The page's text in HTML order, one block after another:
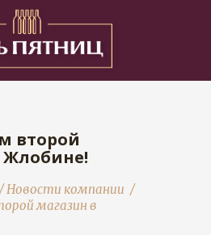
второй
Жлобине!
/Новости компании /
магазин в